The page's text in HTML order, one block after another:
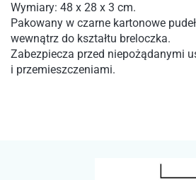
Wymiary: 48 x 28 x 3 cm.
Pakowany w czarne kartonowe
wewnątrz do kształtu breloczka.
Zabezpiecza przed niepożądanymi
i przemieszczeniami.